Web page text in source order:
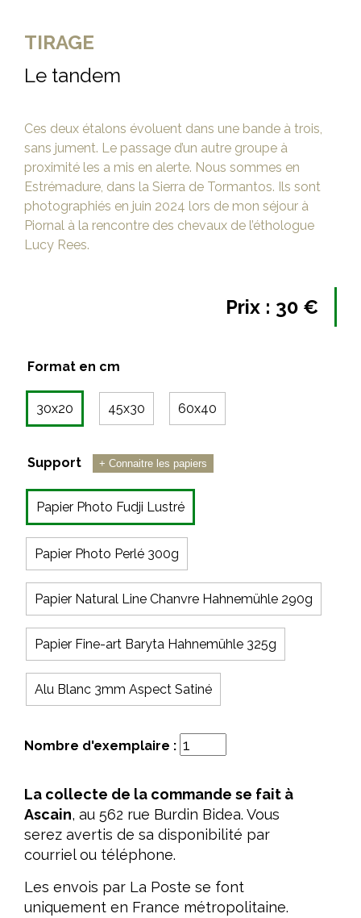
TIRAGE
Le tandem
Ces deux étalons évoluent dans une bande à trois,
sans jument. Le passage d’un autre groupe à
proximité les a mis en alerte. Nous sommes en
Estrémadure, dans la Sierra de Tormantos. Ils sont
photographiés en juin 2024 lors de mon séjour à
Piornal à la rencontre des chevaux de l’éthologue
Lucy Rees.
Prix : 30 €
Format en cm
30x20 45x30 60x40
Support + Connaitre les papiers
Papier Photo Fudji Lustré
Papier Photo Perlé 300g
Papier Natural Line Chanvre Hahnemühle 290g
Papier Fine-art Baryta Hahnemühle 325g
Alu Blanc 3mm Aspect Satiné
Nombre d'exemplaire :
La collecte de la commande se fait à
Ascain, au 562 rue Burdin Bidea. Vous
serez avertis de sa disponibilité par
courriel ou téléphone.
Les envois par La Poste se font
uniquement en France métropolitaine.